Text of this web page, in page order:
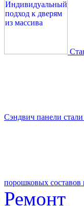
Сэндвич панели
порошковых составов
Ремонт